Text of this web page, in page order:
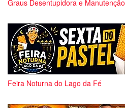
Graus Desentupidora e Manutenção
Feira Noturna do Lago da Fé